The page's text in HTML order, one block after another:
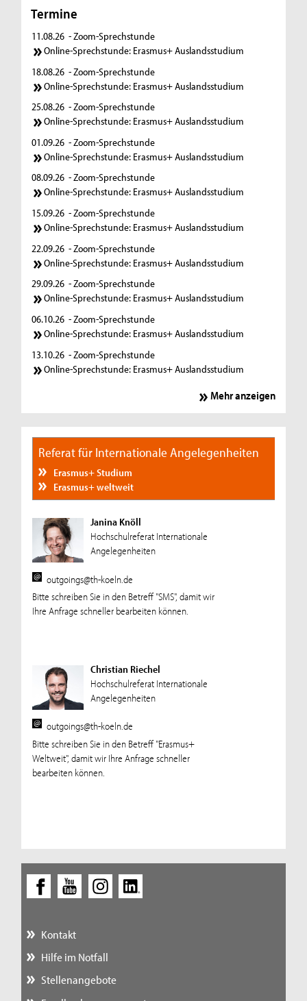
Termine
11.08.26 - Zoom-Sprechstunde
Online-Sprechstunde: Erasmus+ Auslandsstudium
18.08.26 - Zoom-Sprechstunde
Online-Sprechstunde: Erasmus+ Auslandsstudium
25.08.26 - Zoom-Sprechstunde
Online-Sprechstunde: Erasmus+ Auslandsstudium
01.09.26 - Zoom-Sprechstunde
Online-Sprechstunde: Erasmus+ Auslandsstudium
08.09.26 - Zoom-Sprechstunde
Online-Sprechstunde: Erasmus+ Auslandsstudium
15.09.26 - Zoom-Sprechstunde
Online-Sprechstunde: Erasmus+ Auslandsstudium
22.09.26 - Zoom-Sprechstunde
Online-Sprechstunde: Erasmus+ Auslandsstudium
29.09.26 - Zoom-Sprechstunde
Online-Sprechstunde: Erasmus+ Auslandsstudium
06.10.26 - Zoom-Sprechstunde
Online-Sprechstunde: Erasmus+ Auslandsstudium
13.10.26 - Zoom-Sprechstunde
Online-Sprechstunde: Erasmus+ Auslandsstudium
Mehr anzeigen
Referat für Internationale Angelegenheiten
Erasmus+ Studium
Erasmus+ weltweit
Janina Knöll
Hochschulreferat Internationale
Angelegenheiten
outgoings@th-koeln.de
Bitte schreiben Sie in den Betreff "SMS", damit wir
Ihre Anfrage schneller bearbeiten können.
Christian Riechel
Hochschulreferat Internationale
Angelegenheiten
outgoings@th-koeln.de
Bitte schreiben Sie in den Betreff "Erasmus+
Weltweit", damit wir Ihre Anfrage schneller
bearbeiten können.
Kontakt
Hilfe im Notfall
Stellenangebote